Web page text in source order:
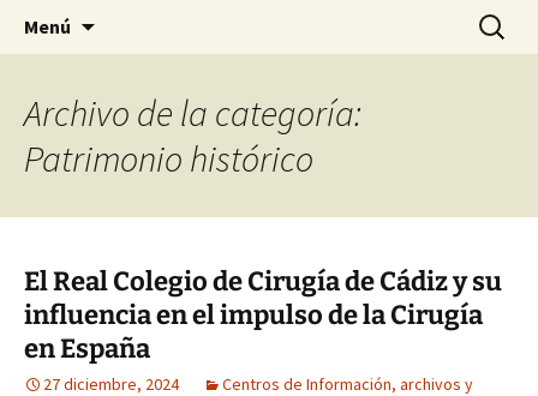
Gomeres
Historia, cultura y pensamiento
Menú Buscar:
Archivo de la categoría:
Patrimonio histórico
El Real Colegio de Cirugía de Cádiz y su
influencia en el impulso de la Cirugía
en España
27 diciembre, 2024
Centros de Información, archivos y